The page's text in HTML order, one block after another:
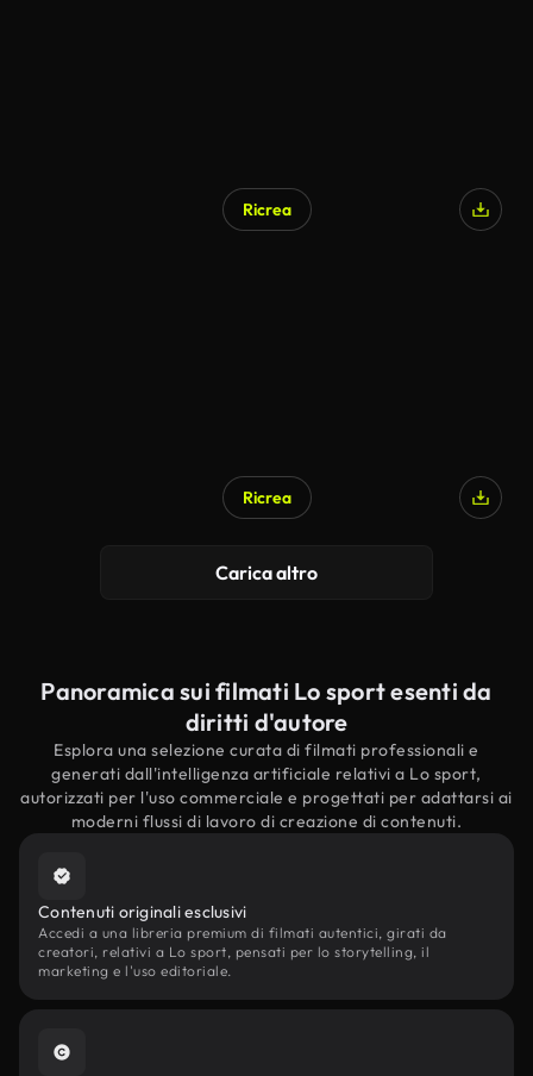
Ricrea
Ricrea
Carica altro
Panoramica sui filmati Lo sport esenti da
diritti d'autore
Esplora una selezione curata di filmati professionali e
generati dall'intelligenza artificiale relativi a Lo sport,
autorizzati per l'uso commerciale e progettati per adattarsi ai
moderni flussi di lavoro di creazione di contenuti.
Contenuti originali esclusivi
Accedi a una libreria premium di filmati autentici, girati da
creatori, relativi a Lo sport, pensati per lo storytelling, il
marketing e l'uso editoriale.